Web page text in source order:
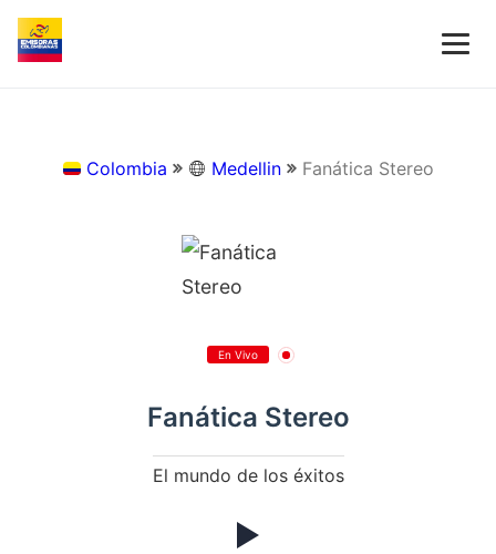
Colombia Medellin Fanática Stereo
En Vivo
Fanática Stereo
El mundo de los éxitos